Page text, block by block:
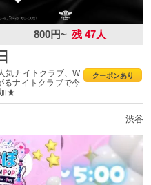
800円~ 残 47人
クーポンあり
気ナイトクラブ、W
るナイトクラブで今
★
渋谷